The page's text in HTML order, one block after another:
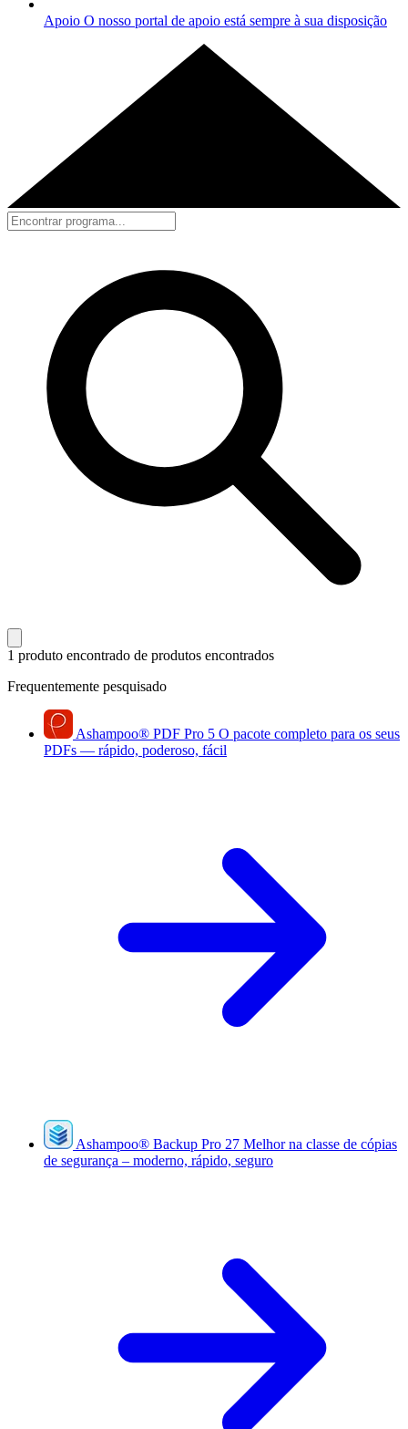
Apoio O nosso portal de apoio está sempre à sua disposição
1 produto encontrado de produtos encontrados
Frequentemente pesquisado
Ashampoo® PDF Pro 5 O pacote completo para os seus
PDFs — rápido, poderoso, fácil
Ashampoo® Backup Pro 27 Melhor na classe de cópias
de segurança – moderno, rápido, seguro